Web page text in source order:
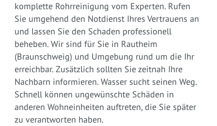
komplette Rohrreinigung vom Experten. Rufen
Sie umgehend den Notdienst Ihres Vertrauens an
und lassen Sie den Schaden professionell
beheben. Wir sind für Sie in Rautheim
(Braunschweig) und Umgebung rund um die Ihr
erreichbar. Zusätzlich sollten Sie zeitnah Ihre
Nachbarn informieren. Wasser sucht seinen Weg.
Schnell können ungewünschte Schäden in
anderen Wohneinheiten auftreten, die Sie später
zu verantworten haben.